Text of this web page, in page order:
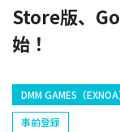
Store版、
始！
DMM GAMES（EXNOA
事前登録